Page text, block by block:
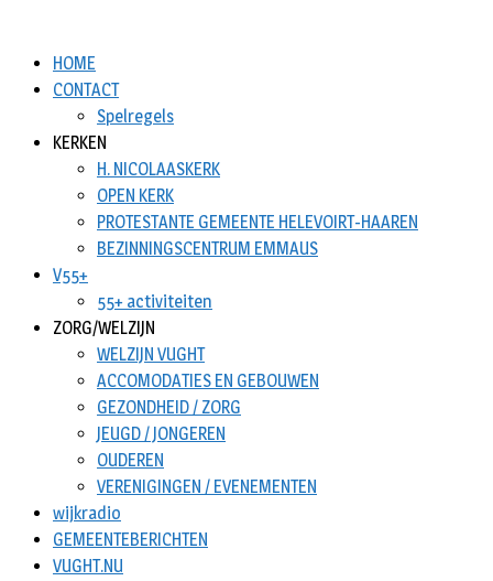
HOME
CONTACT
Spelregels
KERKEN
H. NICOLAASKERK
OPEN KERK
PROTESTANTE GEMEENTE HELEVOIRT-HAAREN
BEZINNINGSCENTRUM EMMAUS
V55+
55+ activiteiten
ZORG/WELZIJN
WELZIJN VUGHT
ACCOMODATIES EN GEBOUWEN
GEZONDHEID / ZORG
JEUGD / JONGEREN
OUDEREN
VERENIGINGEN / EVENEMENTEN
wijkradio
GEMEENTEBERICHTEN
VUGHT.NU